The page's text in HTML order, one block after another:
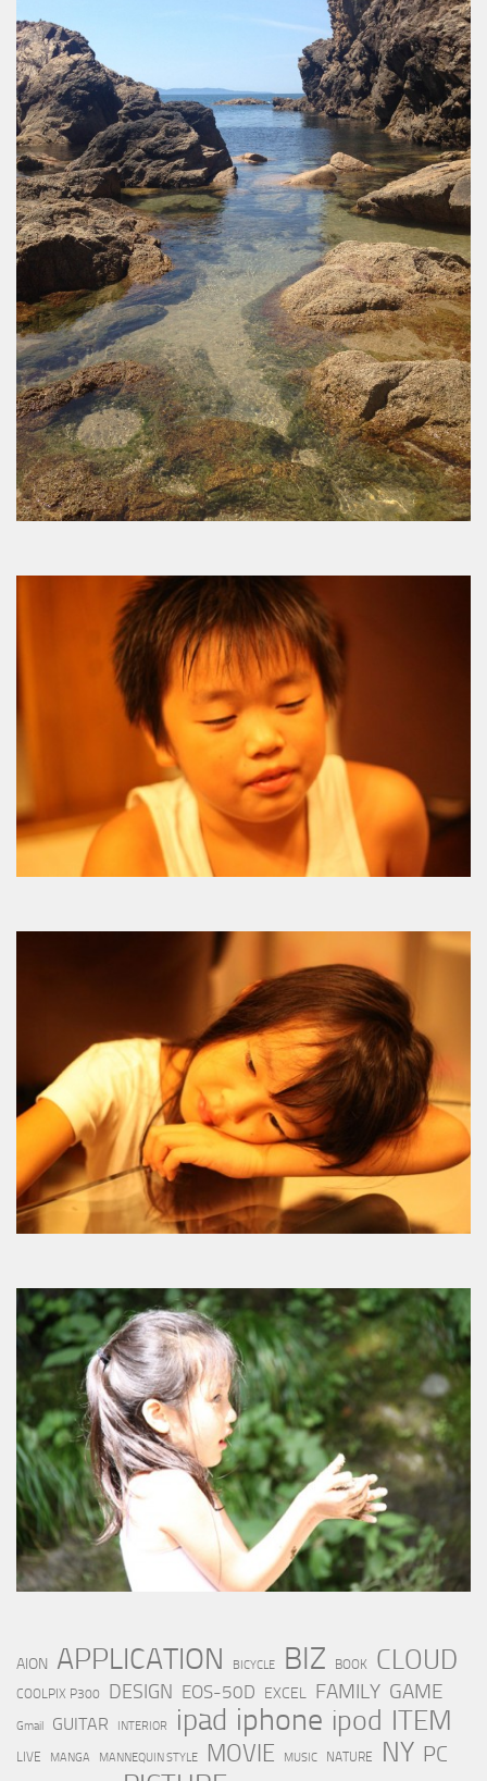
AION APPLICATION BICYCLE BIZ BOOK CLOUD
COOLPIX P300 DESIGN EOS-50D EXCEL FAMILY GAME
Gmail GUITAR INTERIOR ipad iphone ipod ITEM
LIVE MANGA MANNEQUIN STYLE MOVIE MUSIC NATURE NY PC